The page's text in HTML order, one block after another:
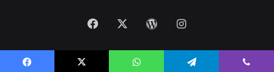
Facebook WordPressInstagram